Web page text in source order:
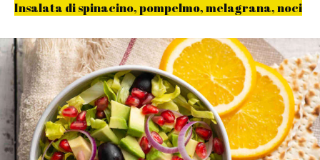
Insalata di spinacino, pompelmo, melagrana, noci